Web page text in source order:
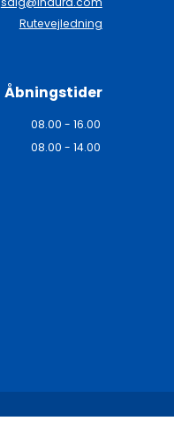
Rutevejledning
Åbningstider
08.00 - 16.00
08.00 - 14.00